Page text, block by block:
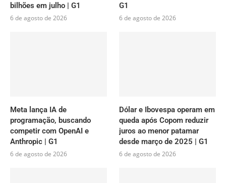
bilhões em julho | G1
6 de agosto de 2026
G1
6 de agosto de 2026
Meta lança IA de
programação, buscando
competir com OpenAI e
Anthropic | G1
6 de agosto de 2026
Dólar e Ibovespa operam em
queda após Copom reduzir
juros ao menor patamar
desde março de 2025 | G1
6 de agosto de 2026